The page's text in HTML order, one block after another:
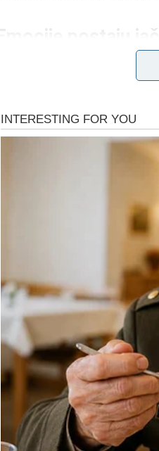
Emocije postaju
BLIZANCI
Nova sedmica donosi mnogo
Jedan razgovor mogao bi
Sudbina vam
Pred vama su veoma uzbudljivi
RAK
Rakovi su među najvećim
Osoba koju upoznajete ili koja
što mislite.